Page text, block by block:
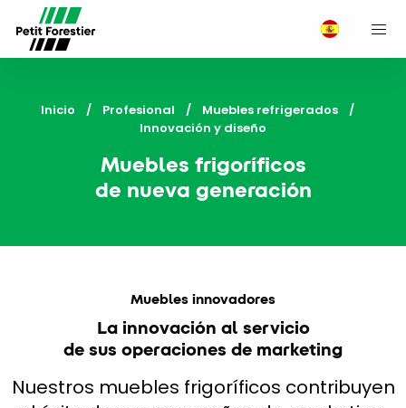
Inicio Profesional
Muebles refrigerados
Current:
Innovación y diseño
Muebles frigoríficos
de nueva generación
Muebles innovadores
La innovación al servicio
de sus operaciones de marketing
Nuestros muebles frigoríficos contribuyen